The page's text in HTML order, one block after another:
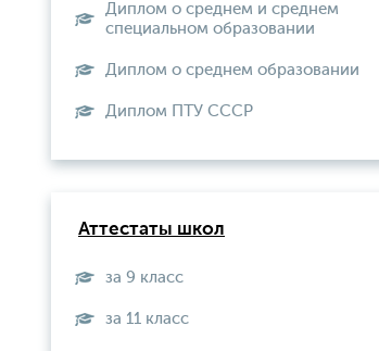
Диплом о среднем и среднем
специальном образовании
Диплом о среднем образовании
Диплом ПТУ СССР
Аттестаты школ
за 9 класс
за 11 класс